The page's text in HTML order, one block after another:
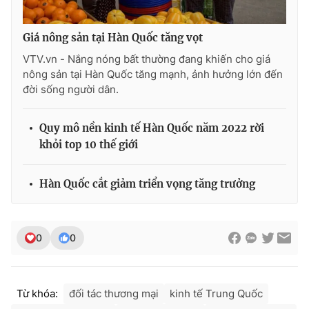
THỜI BÁO VTV
Theo dõi báo trên
Cơ quan báo chí:
Thời báo VTV
Tổng Biên tập:
Tổng đài VTV:024.38 355 931 - 024.38 355 932
Giá nông sản tại Hàn Quốc tăng vọt
VTV.vn - Nắng nóng bất thường đang khiến cho giá
nông sản tại Hàn Quốc tăng mạnh, ảnh hưởng lớn đến
đời sống người dân.
Quy mô nền kinh tế Hàn Quốc năm 2022 rời
khỏi top 10 thế giới
Hàn Quốc cắt giảm triển vọng tăng trưởng
0 0
Từ khóa: đối tác thương mại
kinh tế Trung Quốc